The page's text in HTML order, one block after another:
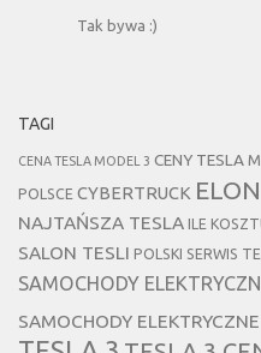
Tak bywa :)
TAGI
CENA TESLA MODEL 3 CENY TESLA
POLSCE CYBERTRUCK
NAJTAŃSZA TESLA
ILE
SALON TESLI POLSKI SERWIS
SAMOCHODY
SAMOCHODY